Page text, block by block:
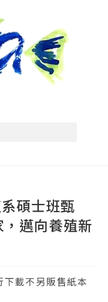
碩士班甄
邁向養殖新
載不另販售紙本